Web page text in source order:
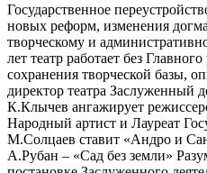
Государственное
новых реформ, изменения
творческому и
лет театр работает без
сохранения творческой базы,
директор театра Заслуженный
К.Клычев ангажирует
Народный артист и Лауреат
М.Солцаев ставит «Андро и
А.Рубан – «Сад без земли»